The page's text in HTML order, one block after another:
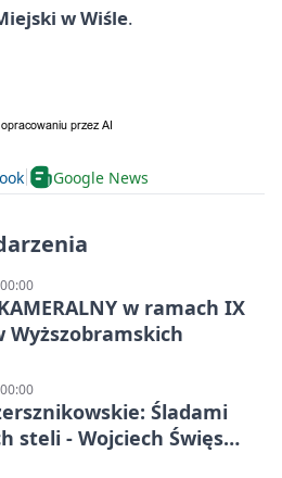
w Wiśle.
Google News
w ramach IX
Wyższobramskich
Śladami
steli - Wojciech Święs